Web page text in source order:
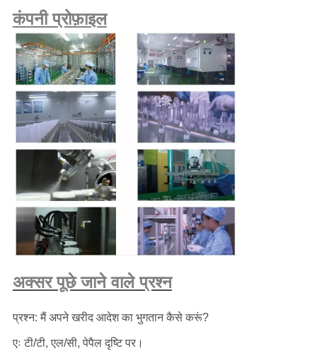
कंपनी प्रोफ़ाइल
अक्सर पूछे जाने वाले प्रश्न
प्रश्न: मैं अपने खरीद आदेश का भुगतान कैसे करूं?
एः टी/टी, एल/सी, पेपैल दृष्टि पर।